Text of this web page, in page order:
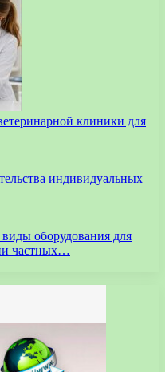
клиники для
индивидуальных
оборудования для
частных…